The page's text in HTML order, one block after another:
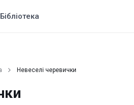
Бібліотека
Невеселі черевички